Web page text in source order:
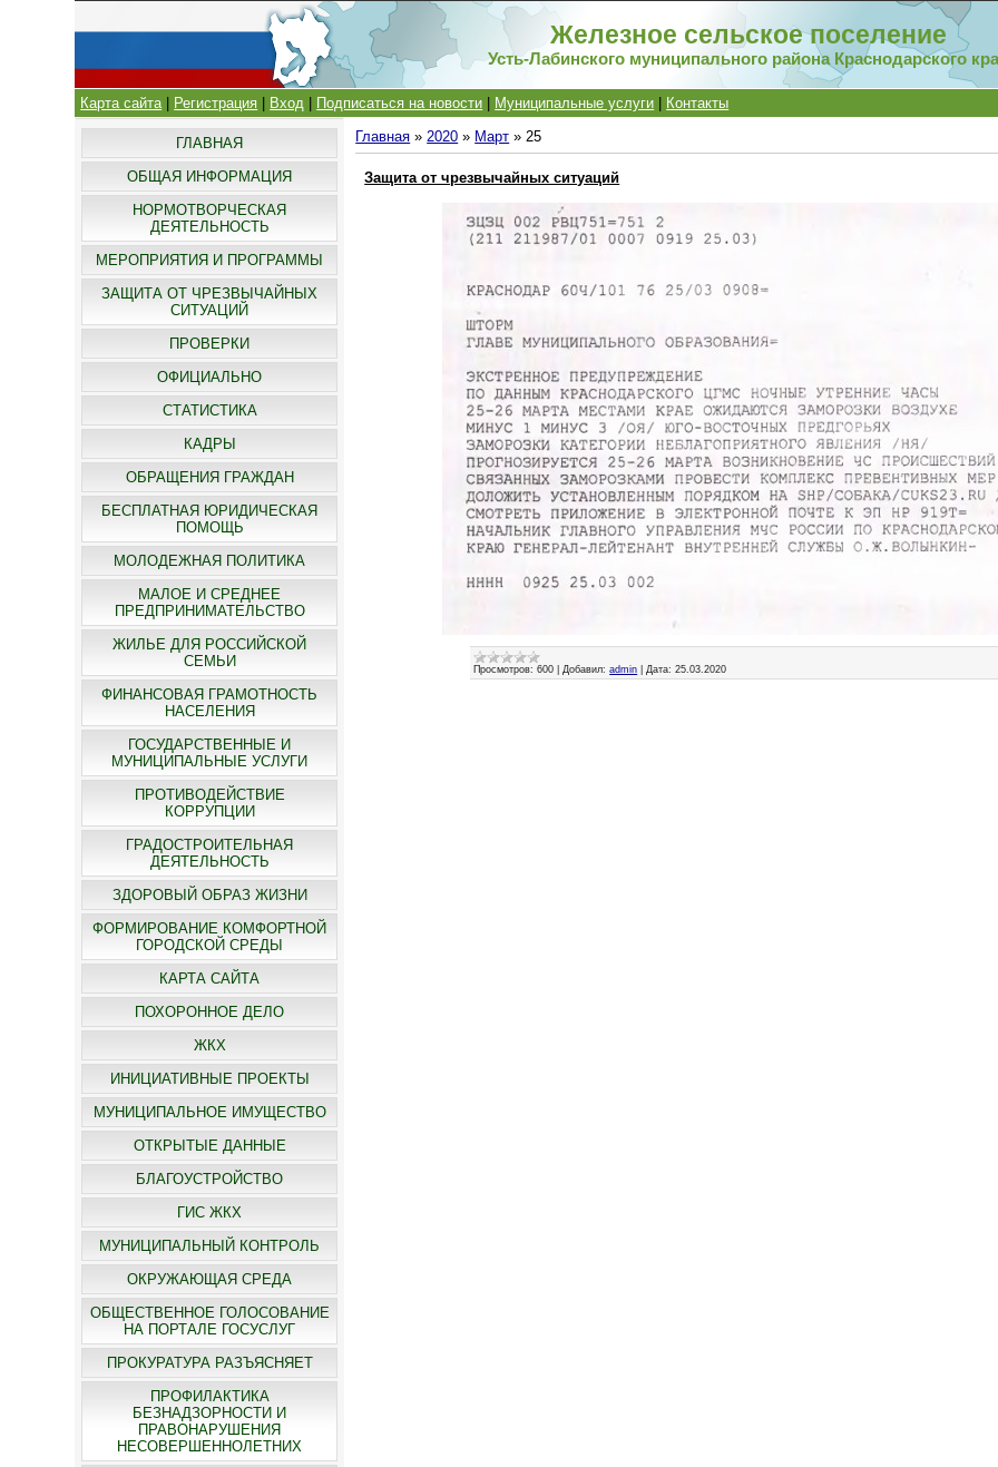
Железное сельское поселение
Усть-Лабинского муниципального района Краснодарского
Карта сайта| Регистрация Вход Подписаться на новости Муниципальные услуги Контакты
ГЛАВНАЯ
ОБЩАЯ ИНФОРМАЦИЯ
НОРМОТВОРЧЕСКАЯ
ДЕЯТЕЛЬНОСТЬ
МЕРОПРИЯТИЯ И ПРОГРАММЫ
ЗАЩИТА ОТ ЧРЕЗВЫЧАЙНЫХ
СИТУАЦИЙ
ПРОВЕРКИ
ОФИЦИАЛЬНО
СТАТИСТИКА
КАДРЫ
ОБРАЩЕНИЯ ГРАЖДАН
БЕСПЛАТНАЯ ЮРИДИЧЕСКАЯ
ПОМОЩЬ
МОЛОДЕЖНАЯ ПОЛИТИКА
МАЛОЕ И СРЕДНЕЕ
ПРЕДПРИНИМАТЕЛЬСТВО
ЖИЛЬЕ ДЛЯ РОССИЙСКОЙ
СЕМЬИ
ФИНАНСОВАЯ ГРАМОТНОСТЬ
НАСЕЛЕНИЯ
ГОСУДАРСТВЕННЫЕ И
МУНИЦИПАЛЬНЫЕ УСЛУГИ
ПРОТИВОДЕЙСТВИЕ
КОРРУПЦИИ
ГРАДОСТРОИТЕЛЬНАЯ
ДЕЯТЕЛЬНОСТЬ
ЗДОРОВЫЙ ОБРАЗ ЖИЗНИ
ФОРМИРОВАНИЕ КОМФОРТНОЙ
ГОРОДСКОЙ СРЕДЫ
КАРТА САЙТА
ПОХОРОННОЕ ДЕЛО
ЖКХ
ИНИЦИАТИВНЫЕ ПРОЕКТЫ
МУНИЦИПАЛЬНОЕ ИМУЩЕСТВО
ОТКРЫТЫЕ ДАННЫЕ
БЛАГОУСТРОЙСТВО
ГИС ЖКХ
МУНИЦИПАЛЬНЫЙ КОНТРОЛЬ
ОКРУЖАЮЩАЯ СРЕДА
ОБЩЕСТВЕННОЕ ГОЛОСОВАНИЕ
НА ПОРТАЛЕ ГОСУСЛУГ
ПРОКУРАТУРА РАЗЪЯСНЯЕТ
ПРОФИЛАКТИКА
БЕЗНАДЗОРНОСТИ И
ПРАВОНАРУШЕНИЯ
НЕСОВЕРШЕННОЛЕТНИХ
Главная »2020 » Март » 25
Защита от чрезвычайных ситуаций
Просмотров: 600 |Добавил: admin |Дата: 25.03.2020